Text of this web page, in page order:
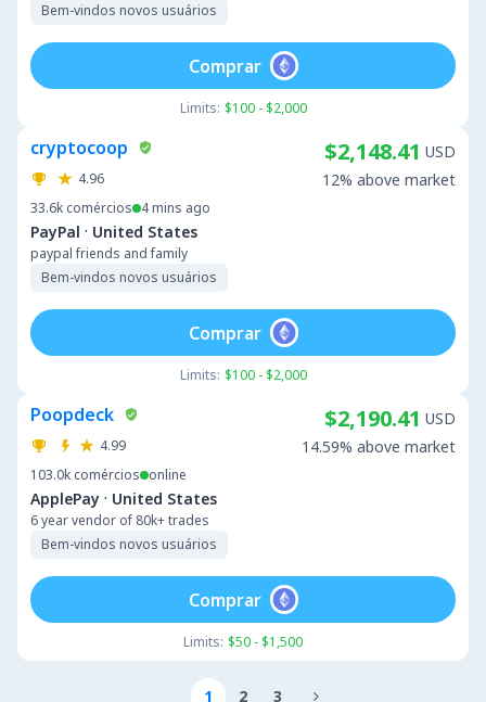
Bem-vindos novos usuários
Limits: $100 - $2,000
Comprar
cryptocoop
4.96
33.6k comércios 4 mins ago
PayPal · United States
paypal friends and family
Bem-vindos novos usuários
$2,148.41 USD
12% above market
Limits: $100 - $2,000
Comprar
Poopdeck
4.99
103.0k comércios online
ApplePay · United States
6 year vendor of 80k+ trades
Bem-vindos novos usuários
$2,190.41 USD
14.59% above market
Limits: $50 - $1,500
Comprar
1 2 3 